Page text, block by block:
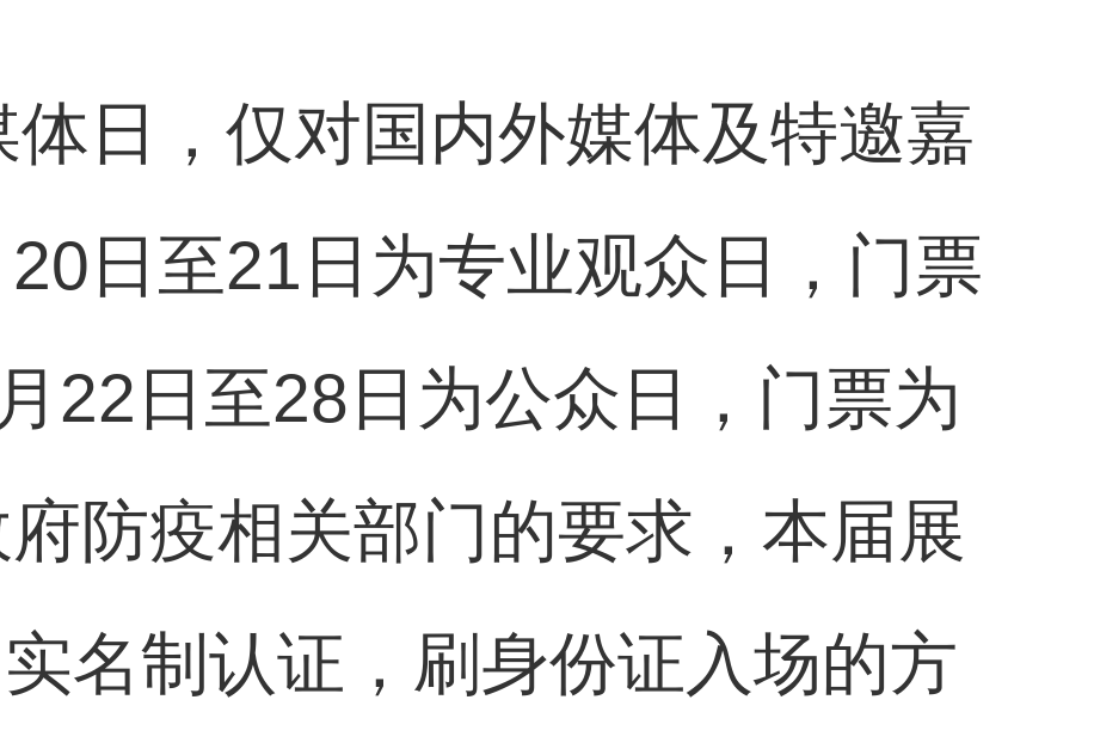
日，仅对国内外媒体及特邀嘉
日至21日为专业观众日，门票
22日至28日为公众日，门票为
防疫相关部门的要求，本届展
名制认证，刷身份证入场的方